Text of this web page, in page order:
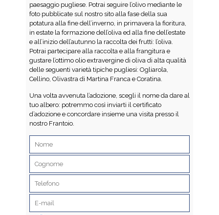
paesaggio pugliese. Potrai seguire l’olivo mediante le
foto pubblicate sul nostro sito alla fase della sua
potatura alla fine dell’inverno, in primavera la fioritura,
in estate la formazione dell’oliva ed alla fine dell’estate
e all’inizio dell’autunno la raccolta dei frutti: l’oliva.
Potrai partecipare alla raccolta e alla frangitura e
gustare l’ottimo olio extravergine di oliva di alta qualità
delle seguenti varietà tipiche pugliesi: Ogliarola,
Cellino, Olivastra di Martina Franca e Coratina.
Una volta avvenuta l’adozione, scegli il nome da dare al
tuo albero: potremmo così inviarti il certificato
d’adozione e concordare insieme una visita presso il
nostro Frantoio.